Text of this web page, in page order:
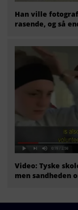
Han ville
rasende, og så
Video: Tyske
men sandheden